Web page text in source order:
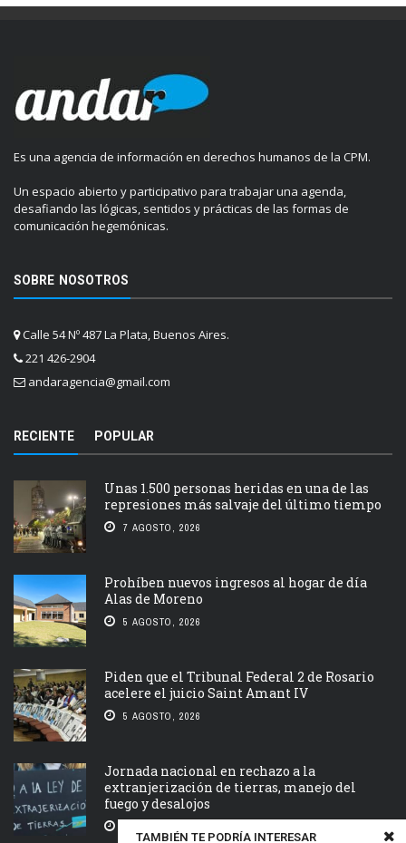
TAMBIÉN TE PODRÍA INTERESAR
Es una agencia de información en derechos humanos de la CPM.
Un espacio abierto y participativo para trabajar una agenda,
desafiando las lógicas, sentidos y prácticas de las formas de
comunicación hegemónicas.
SOBRE NOSOTROS
Calle 54 Nº 487 La Plata, Buenos Aires.
221 426-2904
andaragencia@gmail.com
RECIENTE POPULAR
Unas 1.500 personas heridas en una de las
represiones más salvaje del último tiempo
7 AGOSTO, 2026
Prohíben nuevos ingresos al hogar de día
Alas de Moreno
5 AGOSTO, 2026
Piden que el Tribunal Federal 2 de Rosario
acelere el juicio Saint Amant IV
5 AGOSTO, 2026
Jornada nacional en rechazo a la
extranjerización de tierras, manejo del
fuego y desalojos